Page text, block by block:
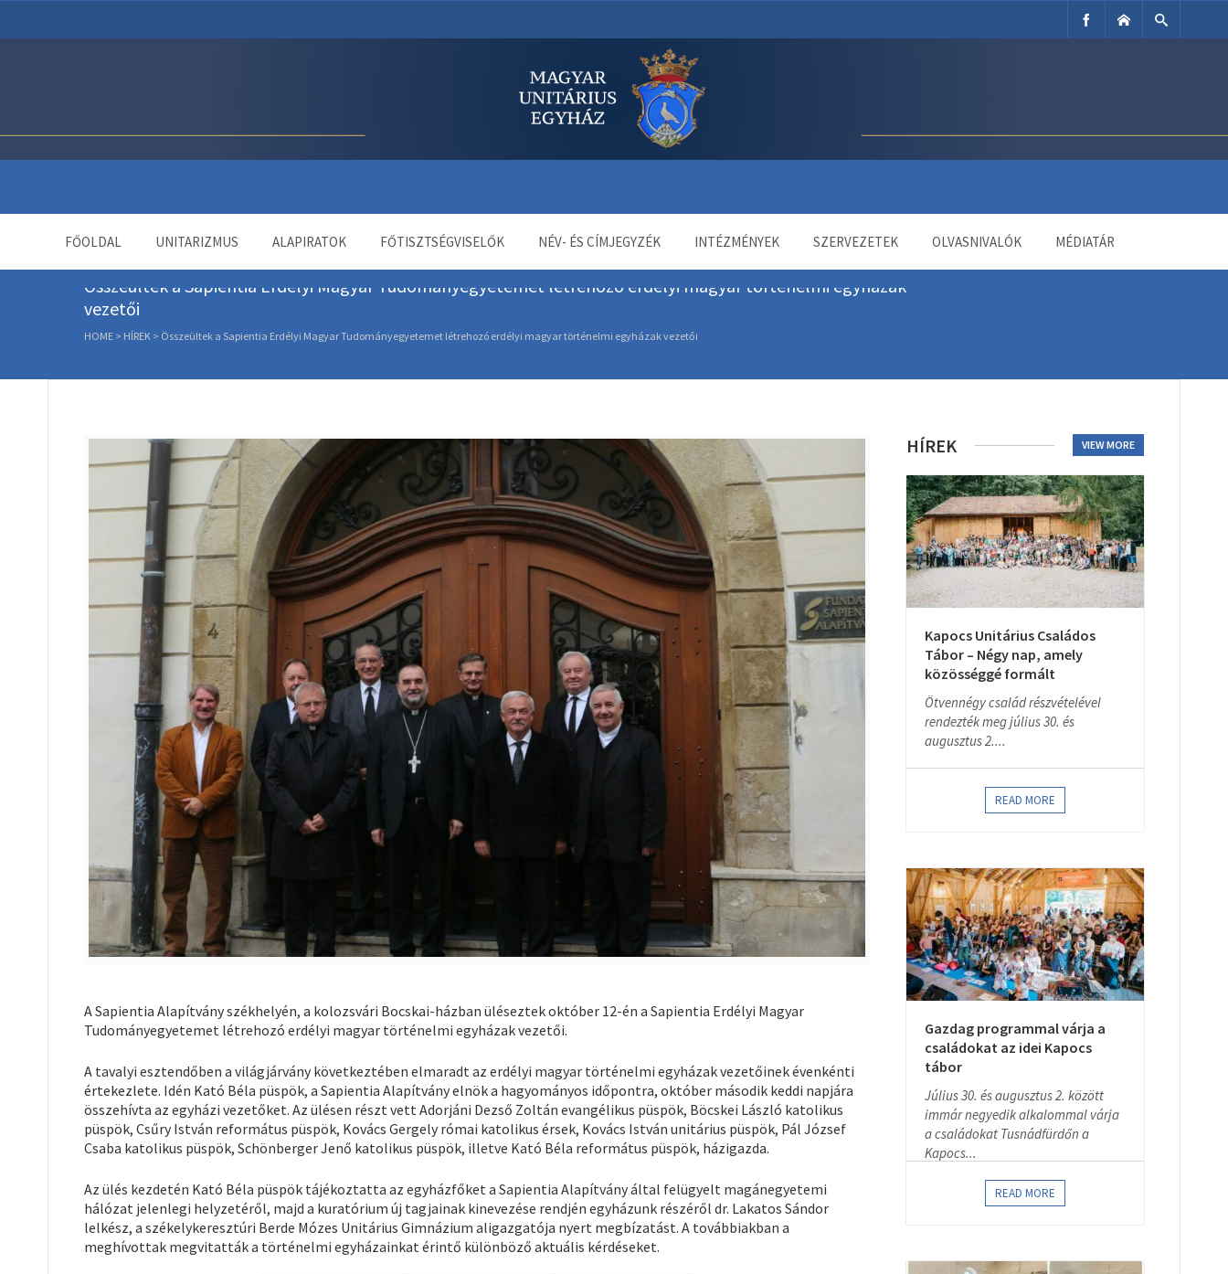
FŐOLDAL UNITARIZMUS ALAPIRATOK FŐTISZTSÉGVISELŐK NÉV- ÉS CÍMJEGYZÉK INTÉZMÉNYEK SZERVEZETEK OLVASNIVALÓK MÉDIATÁR
Összeültek a Sapientia Erdélyi Magyar Tudományegyetemet létrehozó erdélyi magyar történelmi egyházak
vezetői
HOME > HÍREK > Összeültek a Sapientia Erdélyi Magyar Tudományegyetemet létrehozó erdélyi magyar történelmi egyházak vezetői
A Sapientia Alapítvány székhelyén, a kolozsvári Bocskai-házban üléseztek október 12-én a Sapientia Erdélyi Magyar
Tudományegyetemet létrehozó erdélyi magyar történelmi egyházak vezetői.
A tavalyi esztendőben a világjárvány következtében elmaradt az erdélyi magyar történelmi egyházak vezetőinek évenkénti
értekezlete. Idén Kató Béla püspök, a Sapientia Alapítvány elnök a hagyományos időpontra, október második keddi napjára
összehívta az egyházi vezetőket. Az ülésen részt vett Adorjáni Dezső Zoltán evangélikus püspök, Böcskei László katolikus
püspök, Csűry István református püspök, Kovács Gergely római katolikus érsek, Kovács István unitárius püspök, Pál József
Csaba katolikus püspök, Schönberger Jenő katolikus püspök, illetve Kató Béla református püspök, házigazda.
Az ülés kezdetén Kató Béla püspök tájékoztatta az egyházfőket a Sapientia Alapítvány által felügyelt magánegyetemi
hálózat jelenlegi helyzetéről, majd a kuratórium új tagjainak kinevezése rendjén egyházunk részéről dr. Lakatos Sándor
lelkész, a székelykeresztúri Berde Mózes Unitárius Gimnázium aligazgatója nyert megbízatást. A továbbiakban a
meghívottak megvitatták a történelmi egyházainkat érintő különböző aktuális kérdéseket.
HÍREK VIEW MORE
Kapocs Unitárius Családos
Tábor – Négy nap, amely
közösséggé formált
Ötvennégy család részvételével
rendezték meg július 30. és
augusztus 2....
READ MORE
Gazdag programmal várja a
családokat az idei Kapocs
tábor
Július 30. és augusztus 2. között
immár negyedik alkalommal várja
a családokat Tusnádfürdőn a
Kapocs...
READ MORE